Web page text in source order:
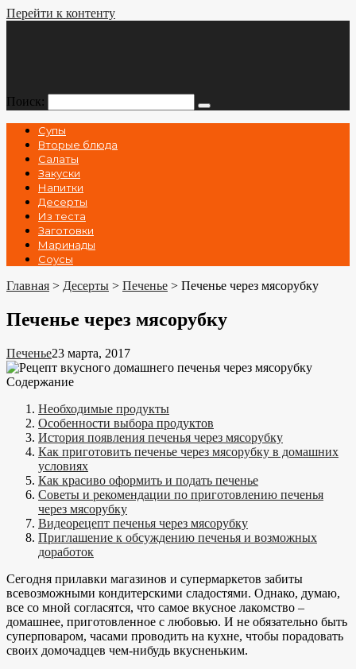
Перейти к контенту
Поиск:
Супы
Вторые блюда
Салаты
Закуски
Напитки
Десерты
Из теста
Заготовки
Маринады
Соусы
Главная > Десерты > Печенье > Печенье через мясорубку
Печенье через мясорубку
Печенье23 марта, 2017
Содержание
Необходимые продукты
Особенности выбора продуктов
История появления печенья через мясорубку
Как приготовить печенье через мясорубку в домашних
условиях
Как красиво оформить и подать печенье
Советы и рекомендации по приготовлению печенья
через мясорубку
Видеорецепт печенья через мясорубку
Приглашение к обсуждению печенья и возможных
доработок
Сегодня прилавки магазинов и супермаркетов забиты
всевозможными кондитерскими сладостями. Однако, думаю,
все со мной согласятся, что самое вкусное лакомство –
домашнее, приготовленное с любовью. И не обязательно быть
суперповаром, часами проводить на кухне, чтобы порадовать
своих домочадцев чем-нибудь вкусненьким.